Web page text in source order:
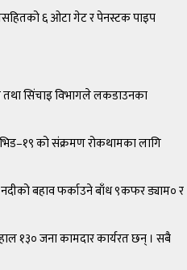
६ ओटा गेट र पेनस्टक पाइप
तथा सिंचाइ विभागले लकडाउनका
को संक्रमण रोकथामका लागि
नदीको बहाव फर्काउने बाँध ९कफर ड्याम० र
१३० जना कामदार कार्यरत छन् । सबै